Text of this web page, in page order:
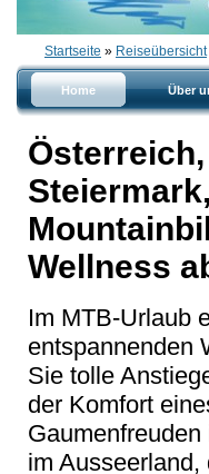
Startseite » Reiseübersicht
Home Über
Wellness
Im MTB-Urlaub
entspannenden
Sie tolle
der Komfort
im